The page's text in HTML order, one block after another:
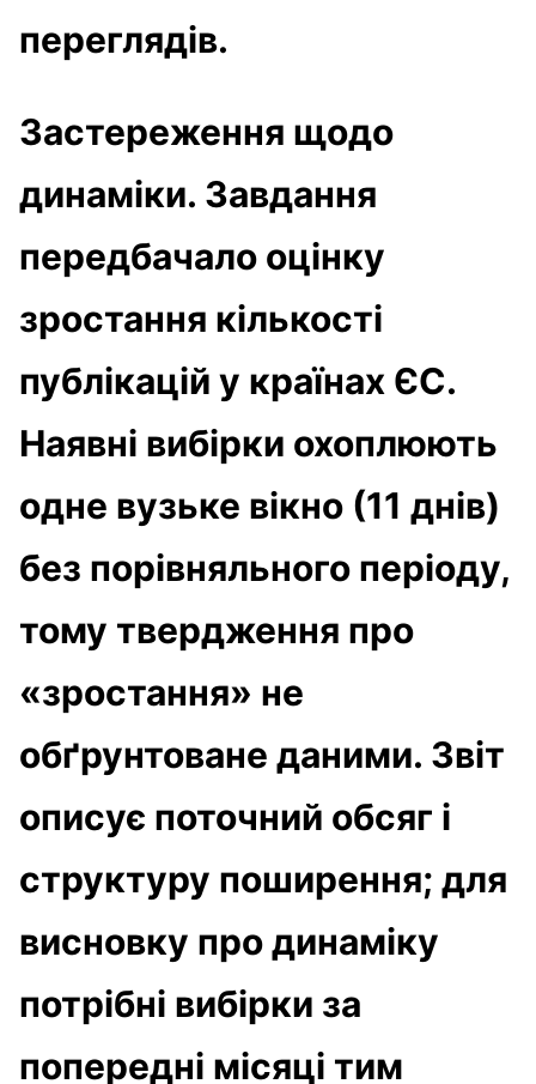
переглядів.
Застереження щодо
динаміки. Завдання
передбачало оцінку
зростання кількості
публікацій у країнах ЄС.
Наявні вибірки охоплюють
одне вузьке вікно (11 днів)
без порівняльного періоду,
тому твердження про
«зростання» не
обґрунтоване даними. Звіт
описує поточний обсяг і
структуру поширення; для
висновку про динаміку
потрібні вибірки за
попередні місяці тим